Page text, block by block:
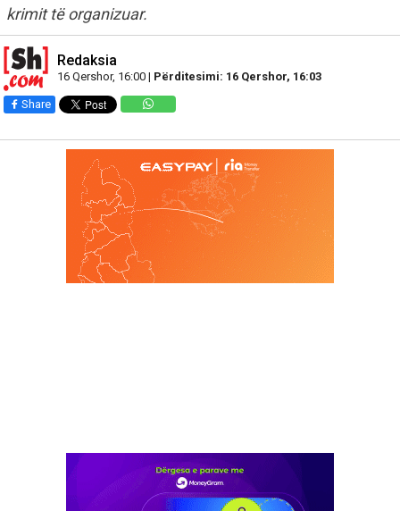
krimit të organizuar.
Redaksia
16 Qershor, 16:00 | Përditesimi: 16 Qershor, 16:03
Share